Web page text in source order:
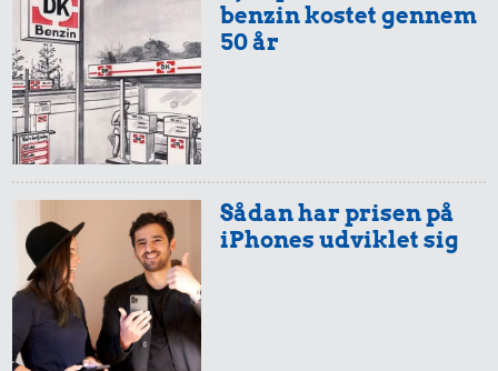
benzin kostet gennem
50 år
Sådan har prisen på
iPhones udviklet sig